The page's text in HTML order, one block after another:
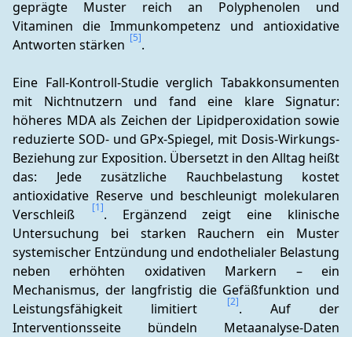
geprägte Muster reich an Polyphenolen und
Vitaminen die Immunkompetenz und antioxidative
Antworten stärken [5].
Eine Fall-Kontroll-Studie verglich Tabakkonsumenten
mit Nichtnutzern und fand eine klare Signatur:
höheres MDA als Zeichen der Lipidperoxidation sowie
reduzierte SOD- und GPx-Spiegel, mit Dosis-Wirkungs-
Beziehung zur Exposition. Übersetzt in den Alltag heißt
das: Jede zusätzliche Rauchbelastung kostet
antioxidative Reserve und beschleunigt molekularen
Verschleiß
[1]. Ergänzend zeigt eine klinische
Untersuchung bei starken Rauchern ein Muster
systemischer Entzündung und endothelialer Belastung
neben erhöhten oxidativen Markern – ein
Mechanismus, der langfristig die Gefäßfunktion und
Leistungsfähigkeit limitiert
[2]. Auf der
Interventionsseite bündeln Metaanalyse-Daten